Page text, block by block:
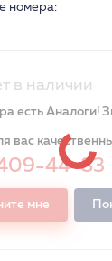
номера:
в наличии
есть Аналоги!
вас
44-83
мне